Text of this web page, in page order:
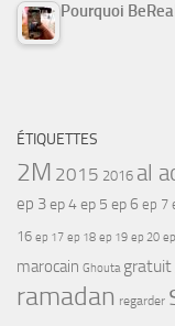
Pourquoi
ÉTIQUETTES
2M 2015 2016 al
ep 3ep 4ep 5 ep 6 ep 7
16 ep 17 ep 18 ep 19 ep 20
marocain Ghouta gratuit
ramadan regarder